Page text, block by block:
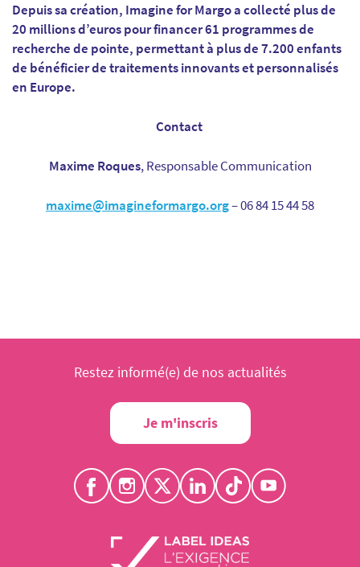
Depuis sa création, Imagine for Margo a collecté plus de
20 millions d’euros pour financer 61 programmes de
recherche de pointe, permettant à plus de 7.200 enfants
de bénéficier de traitements innovants et personnalisés
en Europe.
Contact
Maxime Roques, Responsable Communication
maxime@imagineformargo.org– 06 84 15 44 58
Restez informé(e) de nos actualités
Je m'inscris